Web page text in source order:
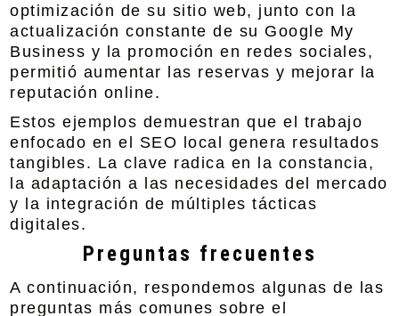
optimización de su sitio web, junto con la
actualización constante de su Google My
Business y la promoción en redes sociales,
permitió aumentar las reservas y mejorar la
reputación online.
Estos ejemplos demuestran que el trabajo
enfocado en el SEO local genera resultados
tangibles. La clave radica en la constancia,
la adaptación a las necesidades del mercado
y la integración de múltiples tácticas
digitales.
Preguntas frecuentes
A continuación, respondemos algunas de las
preguntas más comunes sobre el